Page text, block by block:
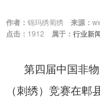
作者： 锦玛绣蜀绣 来源：
点击： 1912 属于： 行业新
第四届中国非
（刺绣）竞赛在